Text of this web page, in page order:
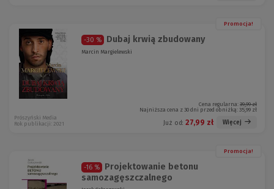
Promocja!
-30 % Dubaj krwią zbudowany
Marcin Margielewski
Cena regularna: 39,99 zł
Najniższa cena z 30 dni przed obniżką: 35,99 zł
Już od: 27,99 zł Więcej
Prószyński Media
Rok publikacji: 2021
Promocja!
-16 %
Projektowanie betonu
samozagęszczalnego